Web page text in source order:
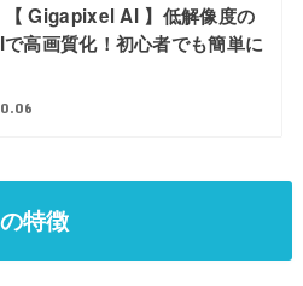
【 Gigapixel AI 】低解像度の
高画質化！初心者でも簡単に
特徴